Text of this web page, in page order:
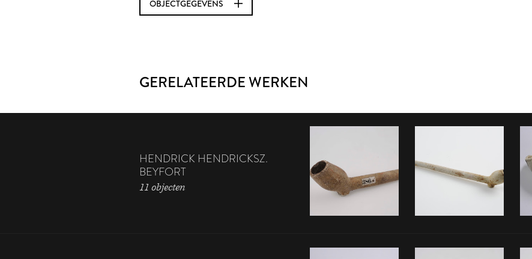
OBJECTGEGEVENS
GERELATEERDE WERKEN
HENDRICK HENDRICKSZ.
BEYFORT
11 objecten